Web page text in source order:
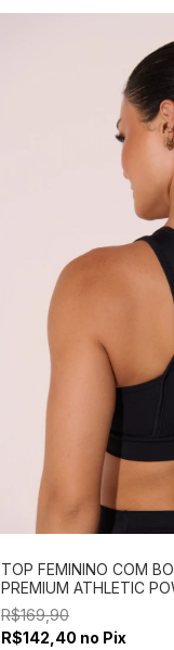
TOP FEMININO COM
PREMIUM ATHLETIC
R$169,90
R$142,40 no Pix